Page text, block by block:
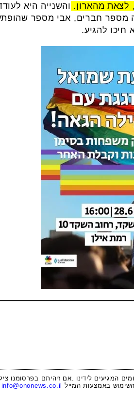
לצאת מהארון. והשנייה היא
מספר חברים, אבי מספר
חיכו להגיע.
המגיעים לידינו .אם זיהיתם בפרסומנו
באמצעות המייל
info@ononews.co.il